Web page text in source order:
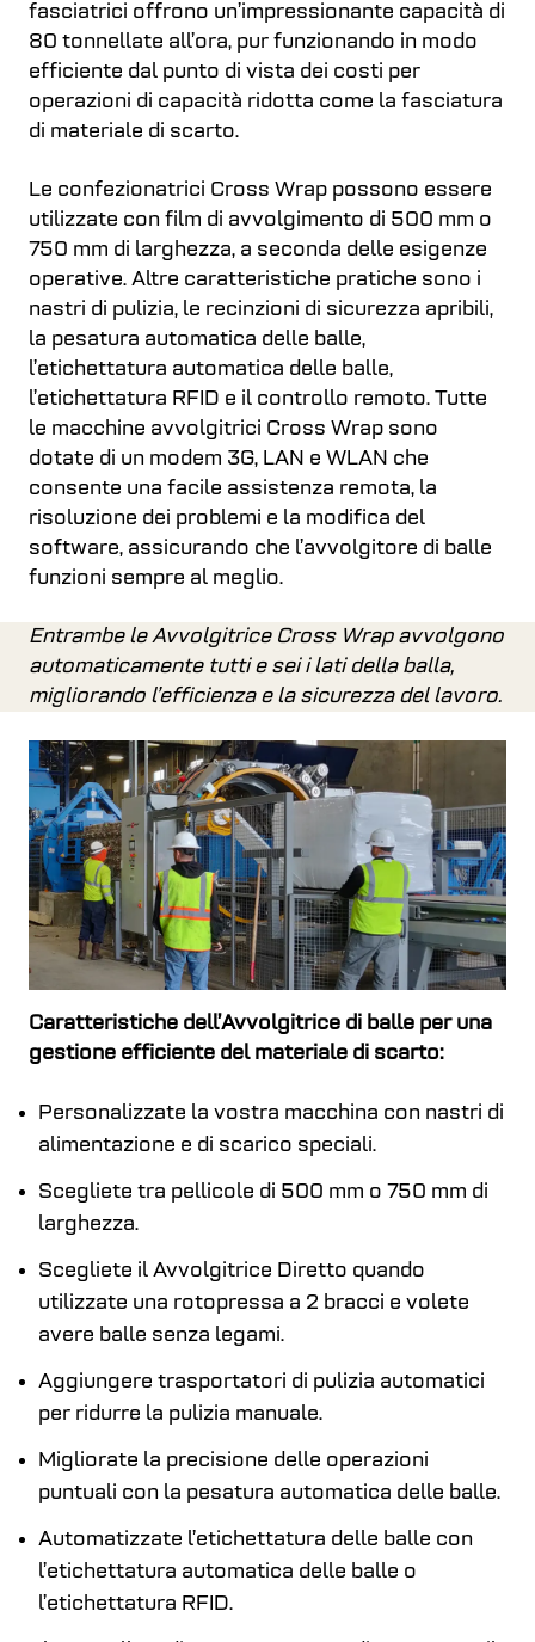
fasciatrici offrono un’impressionante capacità di
80 tonnellate all’ora, pur funzionando in modo
efficiente dal punto di vista dei costi per
operazioni di capacità ridotta come la fasciatura
di materiale di scarto.
Le confezionatrici Cross Wrap possono essere
utilizzate con film di avvolgimento di 500 mm o
750 mm di larghezza, a seconda delle esigenze
operative. Altre caratteristiche pratiche sono i
nastri di pulizia, le recinzioni di sicurezza apribili,
la pesatura automatica delle balle,
l’etichettatura automatica delle balle,
l’etichettatura RFID e il controllo remoto. Tutte
le macchine avvolgitrici Cross Wrap sono
dotate di un modem 3G, LAN e WLAN che
consente una facile assistenza remota, la
risoluzione dei problemi e la modifica del
software, assicurando che l’avvolgitore di balle
funzioni sempre al meglio.
Entrambe le Avvolgitrice Cross Wrap avvolgono
automaticamente tutti e sei i lati della balla,
migliorando l’efficienza e la sicurezza del lavoro.
Caratteristiche dell’Avvolgitrice di balle per una
gestione efficiente del materiale di scarto:
Personalizzate la vostra macchina con nastri di
alimentazione e di scarico speciali.
Scegliete tra pellicole di 500 mm o 750 mm di
larghezza.
Scegliete il Avvolgitrice Diretto quando
utilizzate una rotopressa a 2 bracci e volete
avere balle senza legami.
Aggiungere trasportatori di pulizia automatici
per ridurre la pulizia manuale.
Migliorate la precisione delle operazioni
puntuali con la pesatura automatica delle balle.
Automatizzate l’etichettatura delle balle con
l’etichettatura automatica delle balle o
l’etichettatura RFID.